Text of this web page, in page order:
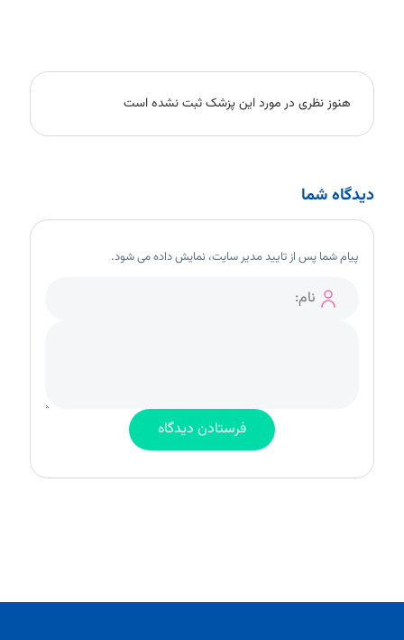
هنوز نظری در مورد این پزشک ثبت نشده است
دیدگاه شما
پیام شما پس از تایید مدیر سایت، نمایش داده می شود.